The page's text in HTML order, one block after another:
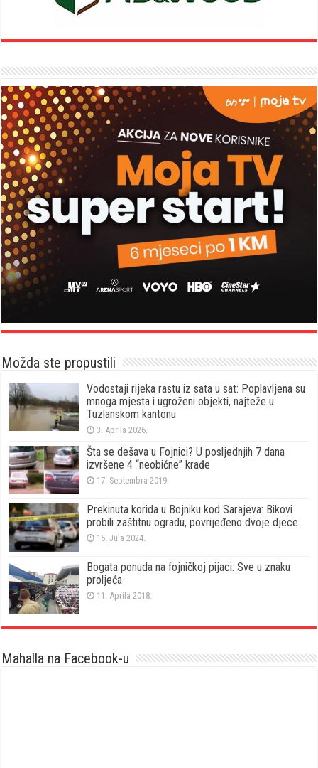
Možda ste propustili
Vodostaji rijeka rastu iz sata u sat: Poplavljena su
mnoga mjesta i ugroženi objekti, najteže u
Tuzlanskom kantonu
3. Aprila 2026.
Šta se dešava u Fojnici? U posljednjih 7 dana
izvršene 4 “neobične” krađe
17. Septembra 2019.
Prekinuta korida u Bojniku kod Sarajeva: Bikovi
probili zaštitnu ogradu, povrijeđeno dvoje djece
15. Jula 2024.
Bogata ponuda na fojničkoj pijaci: Sve u znaku
proljeća
11. Aprila 2018.
Mahalla na Facebook-u